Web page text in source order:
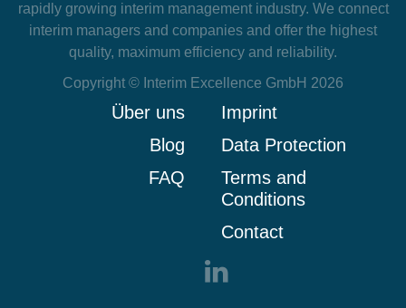
rapidly growing interim management industry. We connect
interim managers and companies and offer the highest
quality, maximum efficiency and reliability.
Copyright © Interim Excellence GmbH 2026
Über uns
Blog
FAQ
Imprint
Data Protection
Terms and
Conditions
Contact